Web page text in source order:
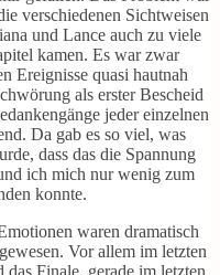
verschiedenen Sichtweisen
und Lance auch zu viele
kamen. Es war zwar
Ereignisse quasi hautnah
als erster Bescheid
jeder einzelnen
Da gab es so viel, was
dass das die Spannung
ich mich nur wenig zum
konnte.
waren dramatisch
Vor allem im letzten
Finale, gerade im letzten